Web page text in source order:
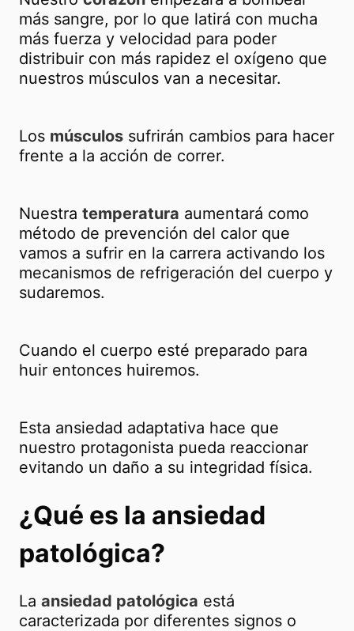
más sangre, por lo que latirá con mucha
más fuerza y velocidad para poder
distribuir con más rapidez el oxígeno que
nuestros músculos van a necesitar.
Los músculos sufrirán cambios para hacer
frente a la acción de correr.
Nuestra temperatura aumentará como
método de prevención del calor que
vamos a sufrir en la carrera activando los
mecanismos de refrigeración del cuerpo y
sudaremos.
Cuando el cuerpo esté preparado para
huir entonces huiremos.
Esta ansiedad adaptativa hace que
nuestro protagonista pueda reaccionar
evitando un daño a su integridad física.
¿Qué es la ansiedad
patológica?
La ansiedad patológica está
caracterizada por diferentes signos o